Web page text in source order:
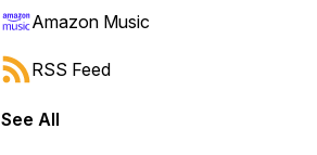
Amazon Music
RSS Feed
See All